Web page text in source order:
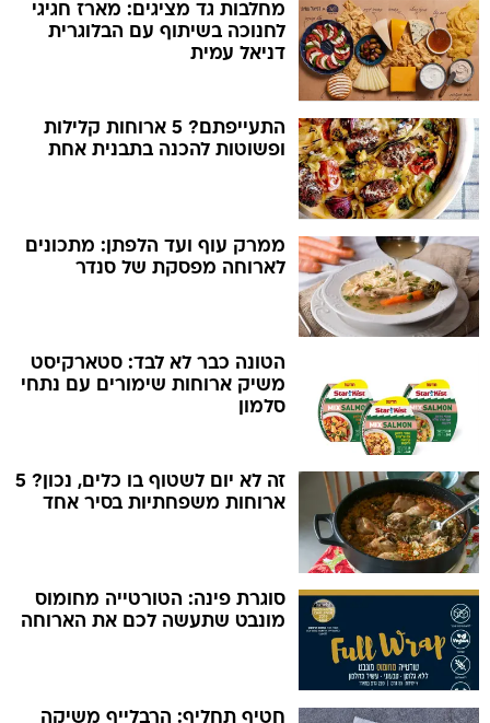
מחלבות גד מציגים: מארז חגיגי
לחנוכה בשיתוף עם הבלוגרית
דניאל עמית
התעייפתם? 5 ארוחות קלילות
ופשוטות להכנה בתבנית אחת
ממרק עוף ועד הלפתן: מתכונים
לארוחה מפסקת של סנדר
הטונה כבר לא לבד: סטארקיסט
משיק ארוחות שימורים עם נתחי
סלמון
זה לא יום לשטוף בו כלים, נכון? 5
ארוחות משפחתיות בסיר אחד
סוגרת פינה: הטורטייה מחומוס
מונבט שתעשה לכם את הארוחה
חטיף תחליף: הרבלייף משיקה